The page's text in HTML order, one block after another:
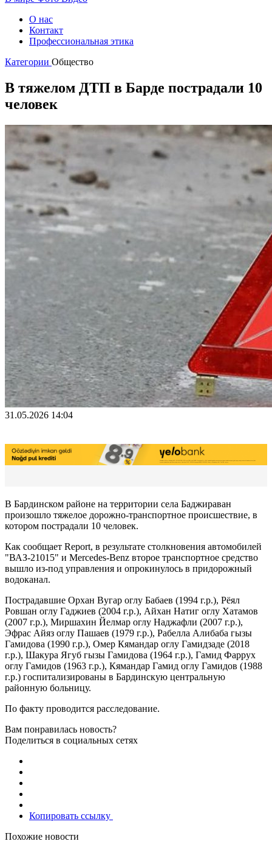
О нас
Контакт
Профессиональная этика
Категории Общество
В тяжелом ДТП в Барде пострадали 10
человек
31.05.2026 14:04
В Бардинском районе на территории села Баджираван
произошло тяжелое дорожно-транспортное происшествие, в
котором пострадали 10 человек.
Как сообщает Report, в результате столкновения автомобилей
"ВАЗ-21015" и Mercedes-Benz второе транспортное средство
вышло из-под управления и опрокинулось в придорожный
водоканал.
Пострадавшие Орхан Вугар оглу Бабаев (1994 г.р.), Рёял
Ровшан оглу Гаджиев (2004 г.р.), Айхан Натиг оглу Хатамов
(2007 г.р.), Миршахин Йелмар оглу Наджафли (2007 г.р.),
Эфрас Айяз оглу Пашаев (1979 г.р.), Рабелла Алибаба гызы
Гамидова (1990 г.р.), Омер Кямандар оглу Гамидзаде (2018
г.р.), Шакура Ягуб гызы Гамидова (1964 г.р.), Гамид Фаррух
оглу Гамидов (1963 г.р.), Кямандар Гамид оглу Гамидов (1988
г.р.) госпитализированы в Бардинскую центральную
районную больницу.
По факту проводится расследование.
Вам понравилась новость?
Поделиться в социальных сетях
Копировать ссылку
Похожие новости